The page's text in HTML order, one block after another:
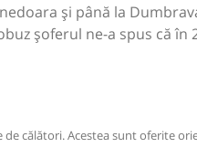
și până la
șoferul ne-a spus că
călători. Acestea sunt oferite